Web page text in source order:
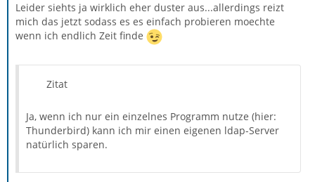
Leider siehts ja wirklich eher duster aus...allerdings reizt
mich das jetzt sodass es es einfach probieren moechte
wenn ich endlich Zeit finde
Zitat
Ja, wenn ich nur ein einzelnes Programm nutze (hier:
Thunderbird) kann ich mir einen eigenen ldap-Server
natürlich sparen.